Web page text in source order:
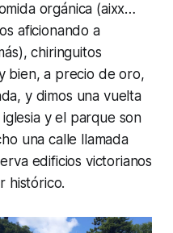
orgánica (aixx…
aficionando a
chiringuitos
bien, a precio de oro,
y dimos una vuelta
y el parque son
una calle llamada
edificios victorianos
histórico.